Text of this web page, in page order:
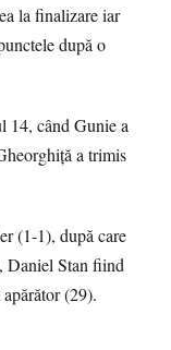
la finalizare iar
după o
14, când Gunie a
a trimis
(1-1), după care
Daniel Stan fiind
(29).